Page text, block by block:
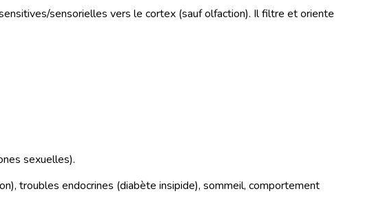
sensorielles vers le cortex (sauf olfaction). Il filtre et oriente
sexuelles).
troubles endocrines (diabète insipide), sommeil, comportement